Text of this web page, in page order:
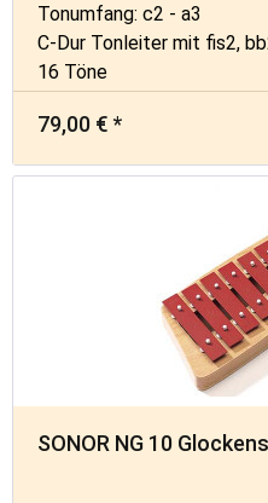
Tonumfang: c2 - a3
C-Dur Tonleiter mit fis2,
16 Töne
79,00 € *
SONOR NG 10